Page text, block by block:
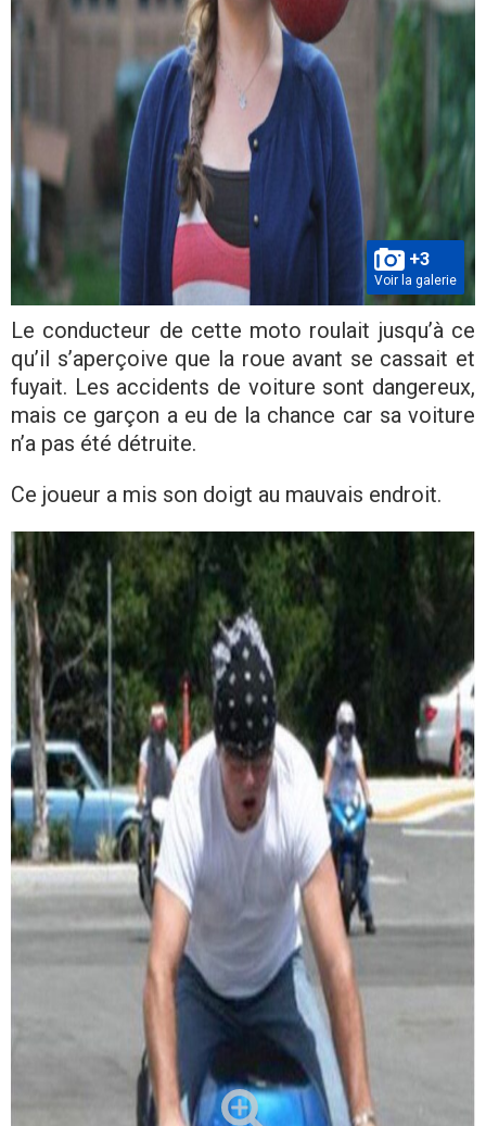
+3
Voir la galerie
Le conducteur de cette moto roulait jusqu’à ce
qu’il s’aperçoive que la roue avant se cassait et
fuyait. Les accidents de voiture sont dangereux,
mais ce garçon a eu de la chance car sa voiture
n’a pas été détruite.
Ce joueur a mis son doigt au mauvais endroit.